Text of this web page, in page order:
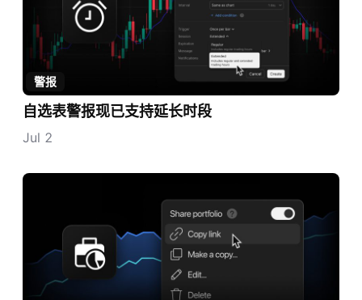
警报
自选表警报现已支持延长时段
Jul 2